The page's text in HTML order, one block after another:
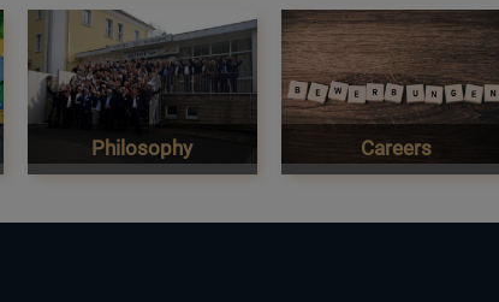
Philosophy Careers